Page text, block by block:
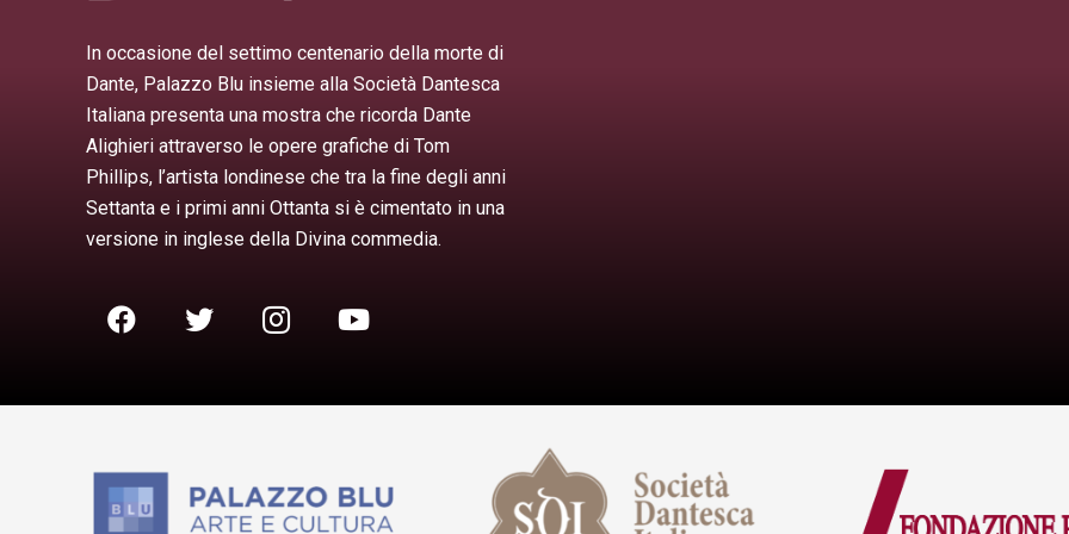
In occasione del settimo centenario della morte di
Dante, Palazzo Blu insieme alla Società Dantesca
Italiana presenta una mostra che ricorda Dante
Alighieri attraverso le opere grafiche di Tom
Phillips, l’artista londinese che tra la fine degli anni
Settanta e i primi anni Ottanta si è cimentato in una
versione in inglese della Divina commedia.